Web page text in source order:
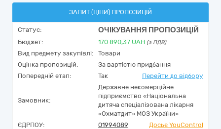
ЗАПИТ (ЦІНИ) ПРОПОЗИЦІЙ
Статус: ОЧІКУВАННЯ ПРОПОЗИЦІЙ
Бюджет: 170 890,37 UAH (з ПДВ)
Вид предмету закупівлі:
Товари
Оцінка пропозицій:
За вартістю придбання
Попередній етап:
Так Перейти до відбору
Замовник:
Державне некомерційне
підприємство «Національна
дитяча спеціалізована лікарня
«Охматдит» МОЗ України»
ЄДРПОУ:
01994089
Досьє YouControl